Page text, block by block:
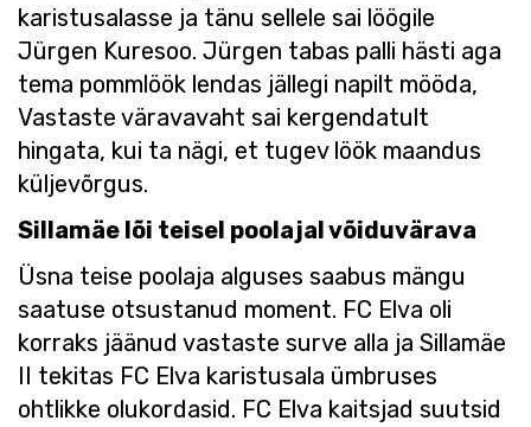
karistusalasse ja tänu sellele sai löögile
Jürgen Kuresoo. Jürgen tabas palli hästi aga
tema pommlöök lendas jällegi napilt mööda,
Vastaste väravavaht sai kergendatult
hingata, kui ta nägi, et tugev löök maandus
küljevõrgus.
Sillamäe lõi teisel poolajal võiduvärava
Üsna teise poolaja alguses saabus mängu
saatuse otsustanud moment. FC Elva oli
korraks jäänud vastaste surve alla ja Sillamäe
II tekitas FC Elva karistusala ümbruses
ohtlikke olukordasid. FC Elva kaitsjad suutsid